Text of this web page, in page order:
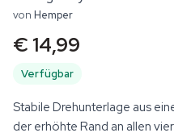
von Hemper
€ 14,99
Verfügbar
Stabile Drehunterlage aus
der erhöhte Rand an allen